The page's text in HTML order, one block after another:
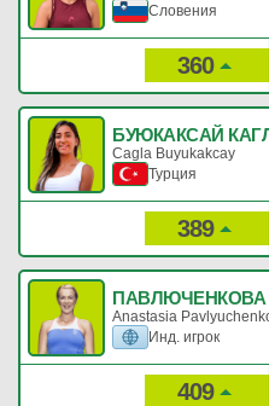
Словения
360
БУЮКАКСАЙ
Cagla Buyukakcay
Турция
389
ПАВЛЮЧЕНКОВА
Anastasia
Инд. игрок
409